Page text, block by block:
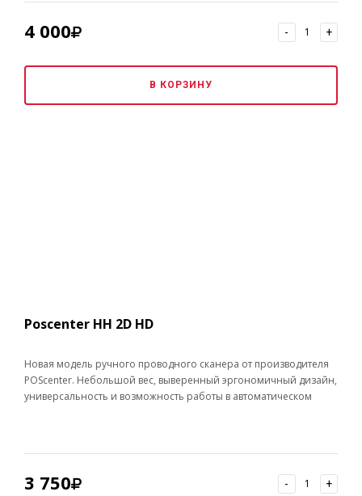
4 000 - +
В КОРЗИНУ
Poscenter HH 2D HD
Новая модель ручного проводного сканера от производителя
POScenter. Небольшой вес, выверенный эргономичный дизайн,
универсальность и возможность работы в автоматическом
3 750 - +